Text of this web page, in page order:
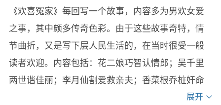
《欢喜冤家》每回写一个故事，内容多为男欢女爱
之事，其中颇多传奇色彩。由于这些故事奇特，情
节曲折，又是写下层人民生活的，在当时很受一般
读者欢迎。内容包括：花二娘巧智认情郎；吴千里
两世谐佳丽；李月仙割爱救亲夫；香菜根乔桩奸命
展开